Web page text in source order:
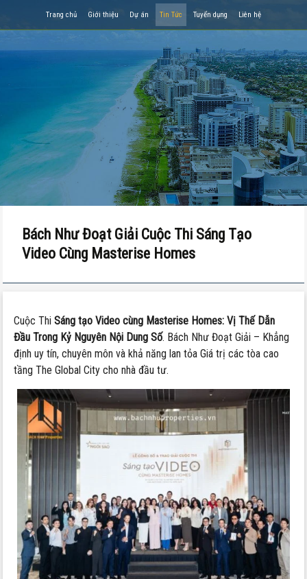
Trang chủ Giới thiệu Dự án Tin Tức Tuyển dụng Liên hệ
Bách Như Đoạt Giải Cuộc Thi Sáng Tạo
Video Cùng Masterise Homes
Cuộc ThiSáng tạo Video cùng Masterise Homes: Vị Thế Dẫn
Đầu Trong Kỷ Nguyên Nội Dung Số. Bách Như Đoạt Giải – Khẳng
định uy tín, chuyên môn và khả năng lan tỏa Giá trị các tòa cao
tầng The Global City cho nhà đầu tư.